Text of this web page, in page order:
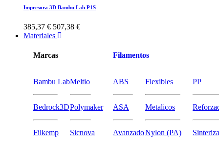
Impresora 3D Bambu Lab P1S
385,37 € 507,38 €
Materiales
Marcas
Bambu Lab
Bedrock3D
Filkemp
Meltio
Polymaker
Sicnova
Filamentos
ABS
ASA
Avanzado
Flexibles
Metalicos
Nylon (PA)
PP